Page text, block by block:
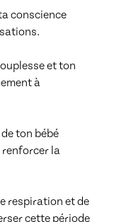
conscience
et ton
à
de ton bébé
renforcer la
respiration et de
cette période